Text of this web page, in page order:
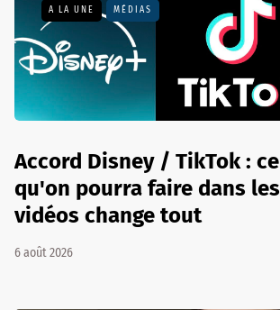
A LA UNE MÉDIAS
Accord Disney / TikTok : ce
qu'on pourra faire dans les
vidéos change tout
6 août 2026